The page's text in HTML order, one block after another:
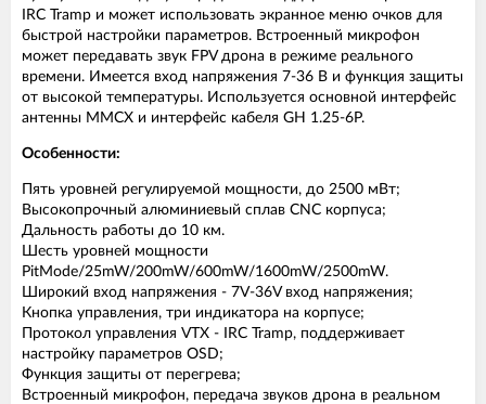
IRC Tramp и может использовать экранное меню очков для
быстрой настройки параметров. Встроенный микрофон
может передавать звук FPV дрона в режиме реального
времени. Имеется вход напряжения 7-36 В и функция защиты
от высокой температуры. Используется основной интерфейс
антенны MMCX и интерфейс кабеля GH 1.25-6P.
Особенности:
Пять уровней регулируемой мощности, до 2500 мВт;
Высокопрочный алюминиевый сплав CNC корпуса;
Дальность работы до 10 км.
Шесть уровней мощности
PitMode/25mW/200mW/600mW/1600mW/2500mW.
Широкий вход напряжения - 7V-36V вход напряжения;
Кнопка управления, три индикатора на корпусе;
Протокол управления VTX - IRC Tramp, поддерживает
настройку параметров OSD;
Функция защиты от перегрева;
Встроенный микрофон, передача звуков дрона в реальном